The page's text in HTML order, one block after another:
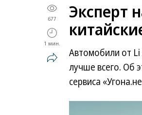
677
1 мин.
Эксперт
Автомобили от
лучше всего. Об
сервиса